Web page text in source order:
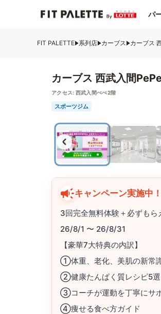
パ
FIT PALETTE 系列店 カーブス カーブス
カーブス 西武入間
アクセス: 西武入間ぺぺ2階
スポーツジム
キャンペーン実施中！
3回完全無料体験＋必ずも
26/8/1 〜 26/8/31
【豪華7大特典の内訳】
①体重、老化、美肌の新常
②健康たんぱく質レシピ5選
③コーチが運動を丁寧にサ
④痩せる食べ方ガイド